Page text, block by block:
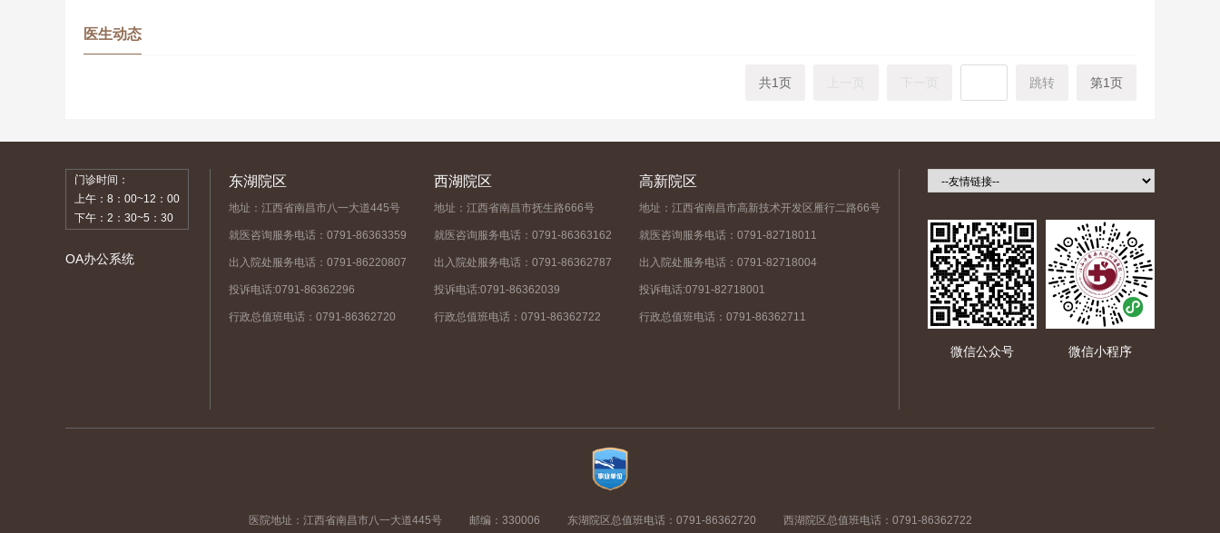
医生动态
共1页 跳转 第1页
门诊时间：
上午：8：00~12：00
下午：2：30~5：30
OA办公系统
东湖院区
地址：江西省南昌市八一大道445号
就医咨询服务电话：0791-86363359
出入院处服务电话：0791-86220807
投诉电话:0791-86362296
行政总值班电话：0791-86362720
西湖院区
地址：江西省南昌市抚生路666号
就医咨询服务电话：0791-86363162
出入院处服务电话：0791-86362787
投诉电话:0791-86362039
行政总值班电话：0791-86362722
高新院区
地址：江西省南昌市高新技术开发区雁行二路66号
就医咨询服务电话：0791-82718011
出入院处服务电话：0791-82718004
投诉电话:0791-82718001
行政总值班电话：0791-86362711
微信公众号 微信小程序
医院地址：江西省南昌市八一大道445号 邮编：330006 东湖院区总值班电话：0791-86362720 西湖院区总值班电话：0791-86362722